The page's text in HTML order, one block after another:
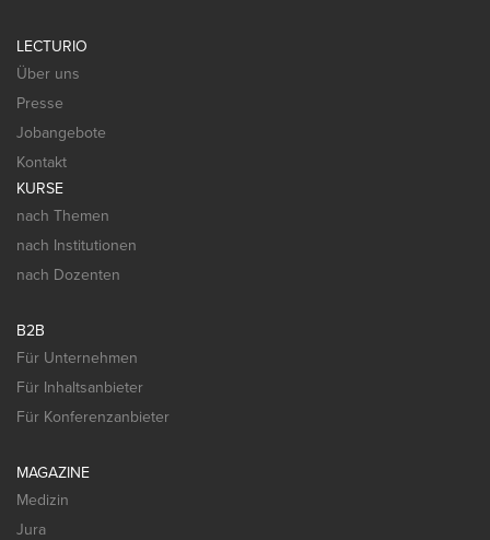
LECTURIO
Über uns
Presse
Jobangebote
Kontakt
KURSE
nach Themen
nach Institutionen
nach Dozenten
B2B
Für Unternehmen
Für Inhaltsanbieter
Für Konferenzanbieter
MAGAZINE
Medizin
Jura